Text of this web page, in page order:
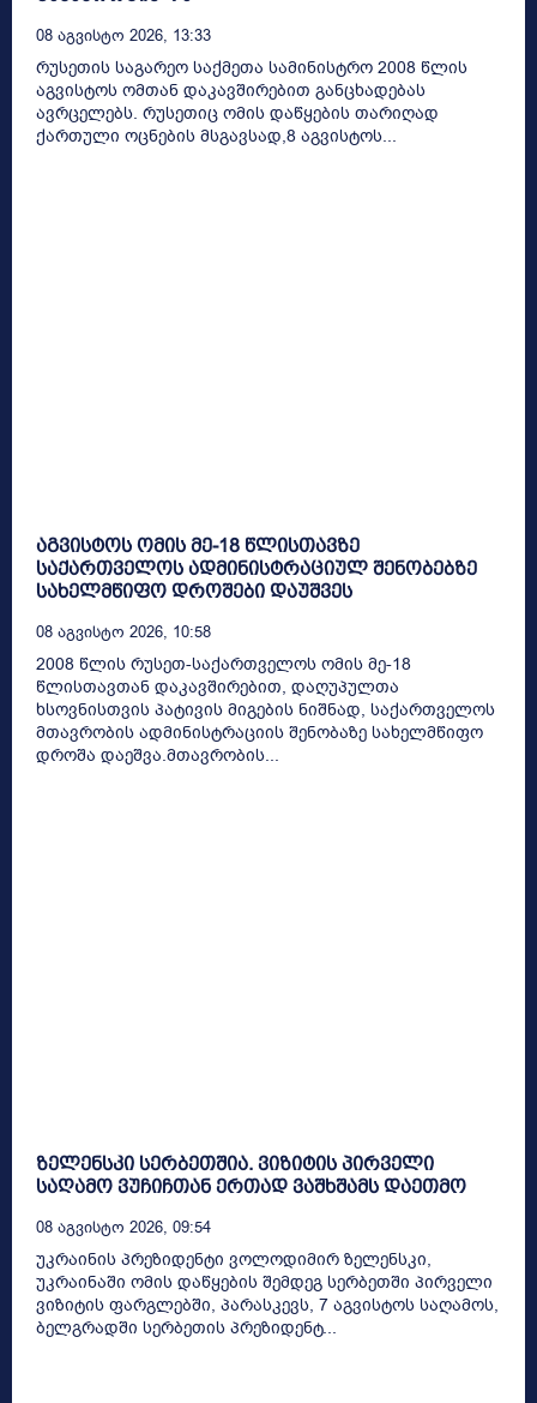
08 Აგვისტო 2026, 13:33
რუსეთის საგარეო საქმეთა სამინისტრო 2008 წლის
აგვისტოს ომთან დაკავშირებით განცხადებას
ავრცელებს. რუსეთიც ომის დაწყების თარიღად
ქართული ოცნების მსგავსად,8 აგვისტოს...
აგვისტოს ომის მე-18 წლისთავზე
საქართველოს ადმინისტრაციულ შენობებზე
სახელმწიფო დროშები დაუშვეს
08 Აგვისტო 2026, 10:58
2008 წლის რუსეთ-საქართველოს ომის მე-18
წლისთავთან დაკავშირებით, დაღუპულთა
ხსოვნისთვის პატივის მიგების ნიშნად, საქართველოს
მთავრობის ადმინისტრაციის შენობაზე სახელმწიფო
დროშა დაეშვა.მთავრობის...
ზელენსკი სერბეთშია. ვიზიტის პირველი
საღამო ვუჩიჩთან ერთად ვაშხშამს დაეთმო
08 Აგვისტო 2026, 09:54
უკრაინის პრეზიდენტი ვოლოდიმირ ზელენსკი,
უკრაინაში ომის დაწყების შემდეგ სერბეთში პირველი
ვიზიტის ფარგლებში, პარასკევს, 7 აგვისტოს საღამოს,
ბელგრადში სერბეთის პრეზიდენტ...